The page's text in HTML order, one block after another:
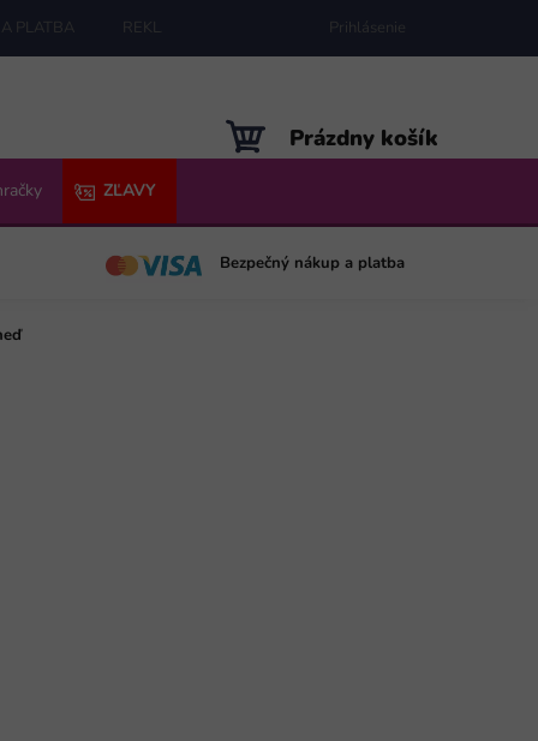
PLATBA REKLAMÁCIE MAPA SERVERU
Prihlásenie
NÁKUPNÝ
KOŠÍK
Prázdny košík
ZĽAVY
Bezpečný nákup a platba